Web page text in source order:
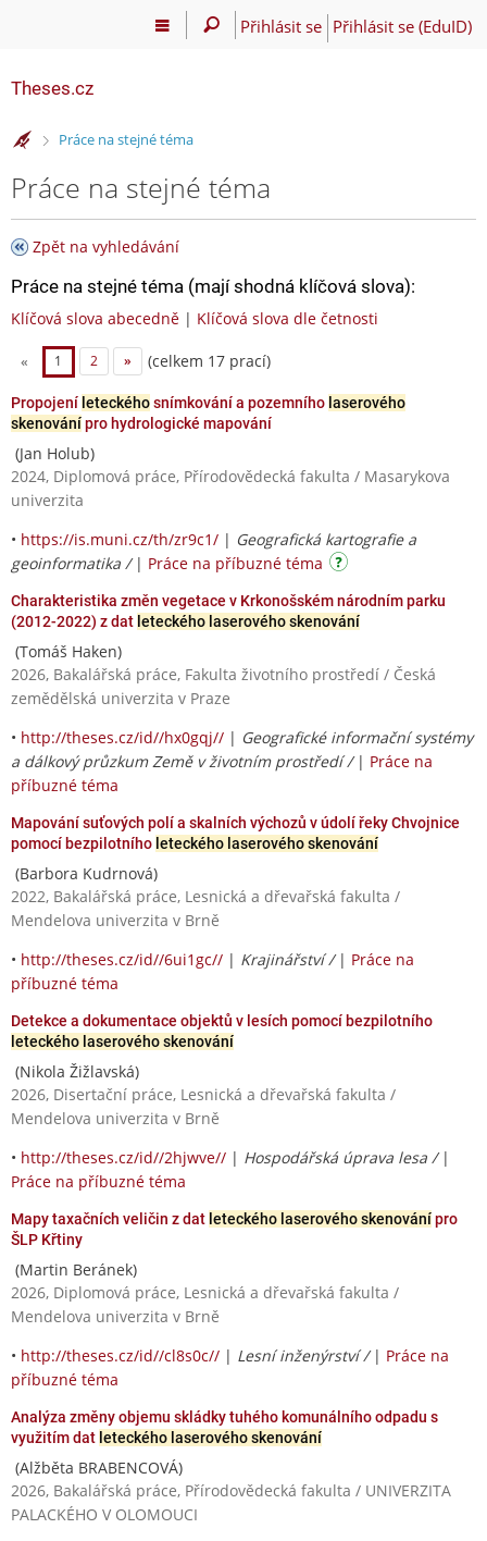
Přihlásit se Přihlásit se (EduID)
Theses.cz
>Práce na stejné téma
Práce na stejné téma
Zpět na vyhledávání
Práce na stejné téma (mají shodná klíčová slova):
Klíčová slova abecedně | Klíčová slova dle četnosti
« 1 2 » (celkem 17 prací)
Propojení leteckéhosnímkování a pozemního laserového
skenovánípro hydrologické mapování
(Jan Holub)
2024, Diplomová práce, Přírodovědecká fakulta / Masarykova
univerzita
• https://is.muni.cz/th/zr9c1/ | Geografická kartografie a
geoinformatika / | Práce na příbuzné téma
Charakteristika změn vegetace v Krkonošském národním parku
(2012-2022) z dat leteckého laserového skenování
(Tomáš Haken)
2026, Bakalářská práce, Fakulta životního prostředí / Česká
zemědělská univerzita v Praze
• http://theses.cz/id//hx0gqj// | Geografické informační systémy
a dálkový průzkum Země v životním prostředí / | Práce na
příbuzné téma
Mapování suťových polí a skalních výchozů v údolí řeky Chvojnice
pomocí bezpilotního leteckého laserového skenování
(Barbora Kudrnová)
2022, Bakalářská práce, Lesnická a dřevařská fakulta /
Mendelova univerzita v Brně
• http://theses.cz/id//6ui1gc// | Krajinářství / | Práce na
příbuzné téma
Detekce a dokumentace objektů v lesích pomocí bezpilotního
leteckého laserového skenování
(Nikola Žižlavská)
2026, Disertační práce, Lesnická a dřevařská fakulta /
Mendelova univerzita v Brně
• http://theses.cz/id//2hjwve// | Hospodářská úprava lesa / |
Práce na příbuzné téma
Mapy taxačních veličin z dat leteckého laserového skenovánípro
ŠLP Křtiny
(Martin Beránek)
2026, Diplomová práce, Lesnická a dřevařská fakulta /
Mendelova univerzita v Brně
• http://theses.cz/id//cl8s0c// | Lesní inženýrství / | Práce na
příbuzné téma
Analýza změny objemu skládky tuhého komunálního odpadu s
využitím dat leteckého laserového skenování
(Alžběta BRABENCOVÁ)
2026, Bakalářská práce, Přírodovědecká fakulta / UNIVERZITA
PALACKÉHO V OLOMOUCI